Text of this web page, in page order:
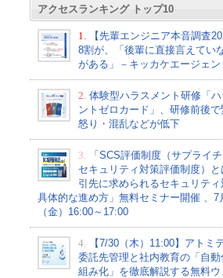
アクセスランキング トップ10
1.
【先輩エンジニア本音調査
8割が、「後輩に直接言えてい
がある」－キッカケエージェン
2. 体験型ハラスメント研修「ハ
ントゼロカード」、研修前後で
怒り・混乱などが低下
3.
「SCS評価制度（サプライ
セキュリティ対策評価制度）と
引先に求められるセキュリティ
具体的な進め方」無料セミナー開催 、7
（金）16:00～17:00
4.
【7/30（木）11:00】アトミ
委託先管理と社内教育の「自動
組み化」を徹底解説する無料ウ